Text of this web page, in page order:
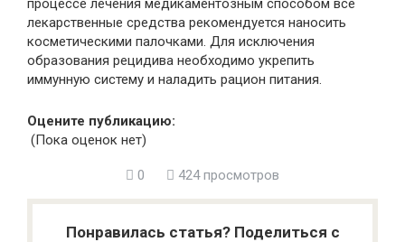
лекарственные средства рекомендуется наносить
косметическими палочками. Для исключения
образования рецидива необходимо укрепить
иммунную систему и наладить рацион питания.
Оцените публикацию:
(Пока оценок нет)
0 424 просмотров
Понравилась статья? Поделиться с